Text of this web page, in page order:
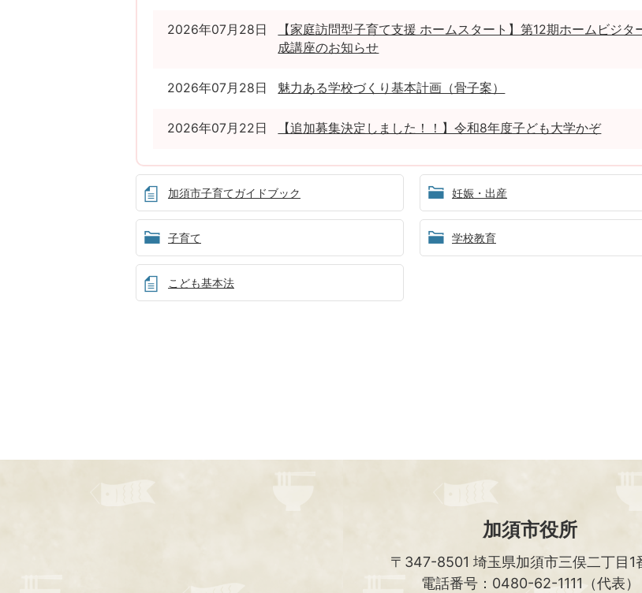
2026年07月28日
【家庭訪問型子育て支援 ホームスタート】第12期ホームビジタ
成講座のお知らせ
2026年07月28日 魅力ある学校づくり基本計画（骨子案）
2026年07月22日 【追加募集決定しました！！】令和8年度子ども大学かぞ
加須市子育てガイドブック 妊娠・出産
子育て 学校教育
こども基本法
加須市役所
〒347-8501 埼玉県加須市三俣二丁目1
電話番号：0480-62-1111（代表）